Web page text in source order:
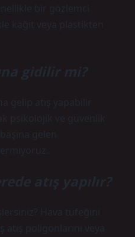
bir gözlemci
kağıt veya plastikten
gidilir mi?
gelip atış yapabilir
psikolojik ve güvenlik
gelen
atış yapılır?
Hava tüfeğini
poligonlarını veya